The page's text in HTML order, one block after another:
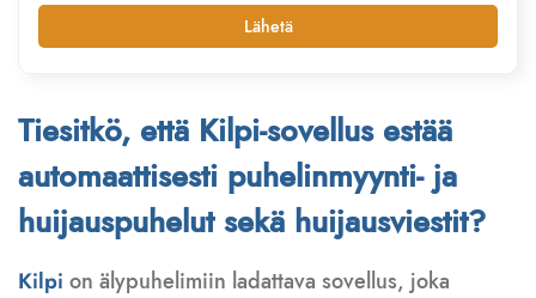
Lähetä
Tiesitkö, että Kilpi-sovellus estää
automaattisesti puhelinmyynti- ja
huijauspuhelut sekä huijausviestit?
Kilpi on älypuhelimiin ladattava sovellus, joka